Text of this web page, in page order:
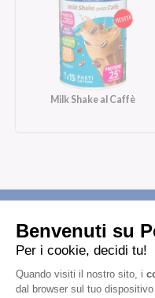
Milk Shake al Caffè
Letta l'informativa privacy,